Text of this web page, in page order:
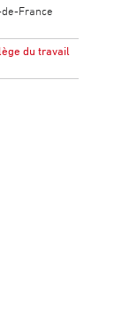
France
du travail